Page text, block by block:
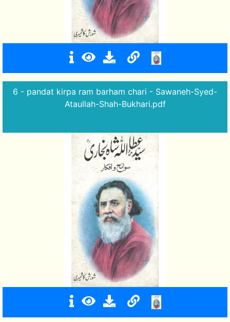
6 - pandat kirpa ram barham chari - Sawaneh-Syed-
Ataullah-Shah-Bukhari.pdf